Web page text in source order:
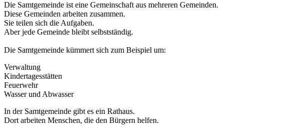
Die Samtgemeinde ist eine Gemeinschaft aus mehreren Gemeinden.
Diese Gemeinden arbeiten zusammen.
Sie teilen sich die Aufgaben.
Aber jede Gemeinde bleibt selbstständig.
Die Samtgemeinde kümmert sich zum Beispiel um:
Verwaltung
Kindertagesstätten
Feuerwehr
Wasser und Abwasser
In der Samtgemeinde gibt es ein Rathaus.
Dort arbeiten Menschen, die den Bürgern helfen.